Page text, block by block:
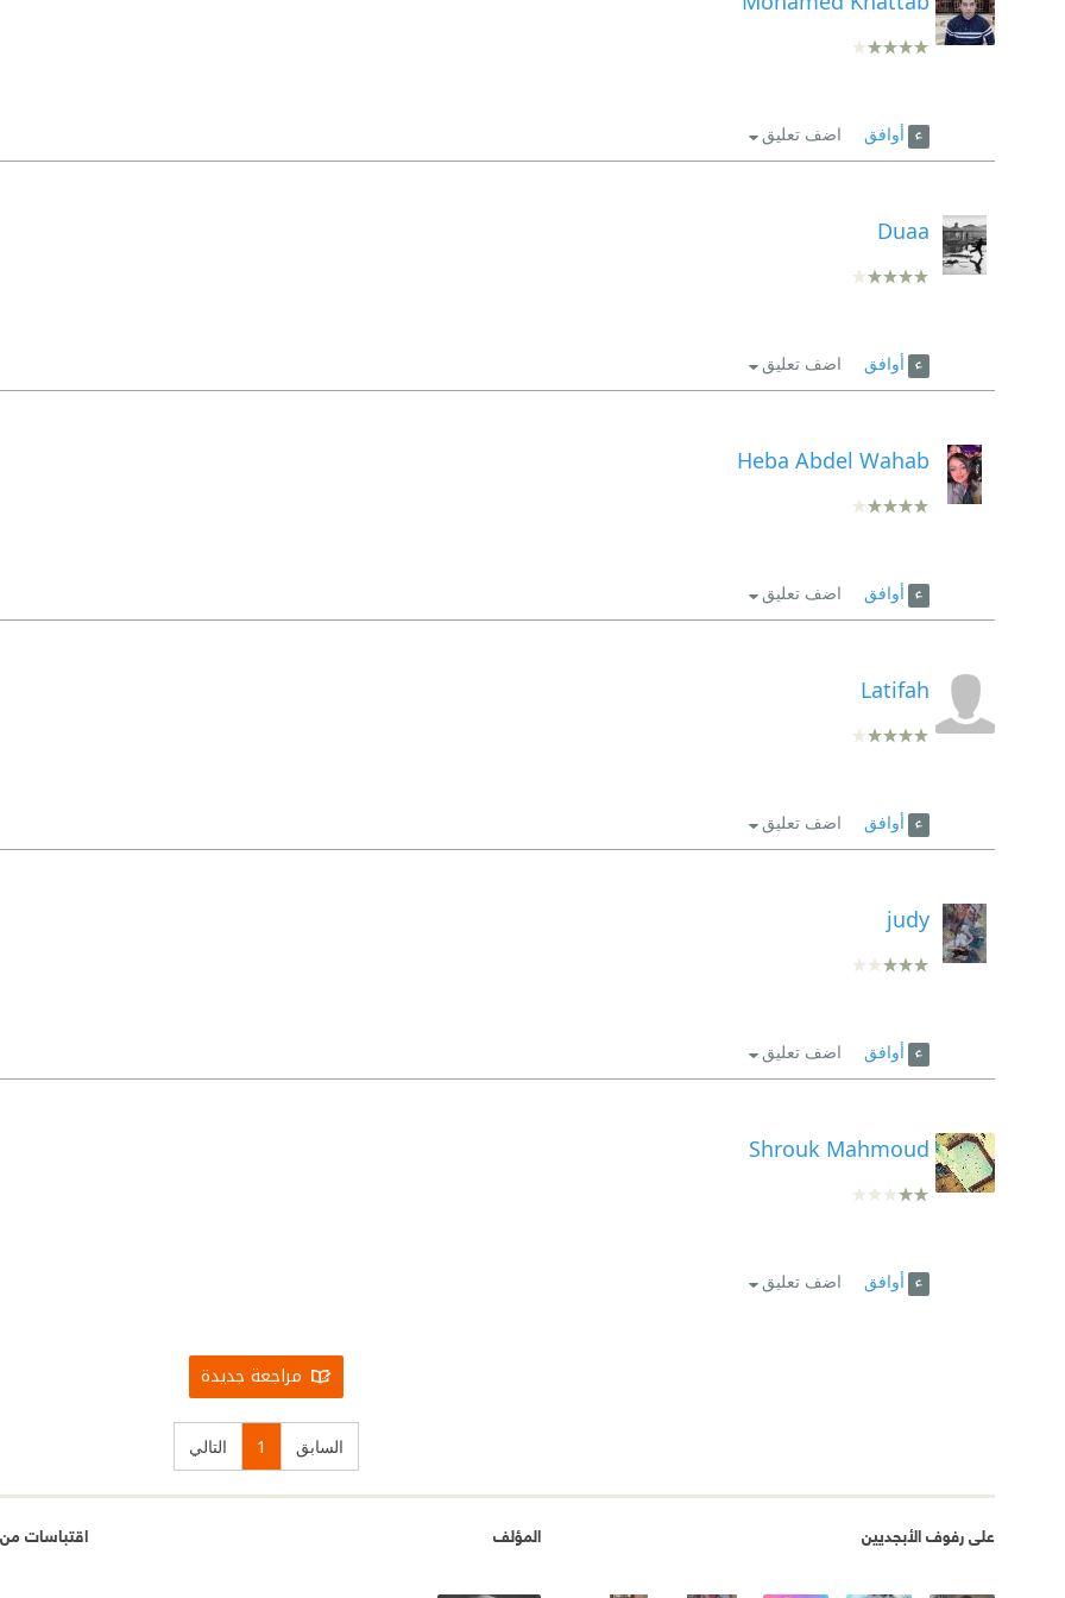
يناهز ثمانين عاماً، وحصل على جائزة نوبل في الأدب.
أوافق اضف تعليق
Duaa
أوافق اضف تعليق
Heba Abdel Wahab
أوافق اضف تعليق
Latifah
أوافق اضف تعليق
judy
أوافق اضف تعليق
Shrouk Mahmoud
أوافق اضف تعليق
مراجعة جديدة
السابق 1 التالي
على رفوف الأبجديين المؤلف اقتباسات